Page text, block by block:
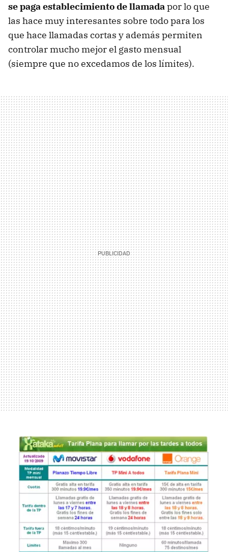
se paga establecimiento de llamadapor lo que
las hace muy interesantes sobre todo para los
que hace llamadas cortas y además permiten
controlar mucho mejor el gasto mensual
(siempre que no excedamos de los límites).